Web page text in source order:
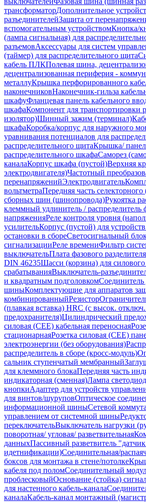
трансформаторДополнительное
разъединителейЗащита от
вспомогательным устройствомКнопка/
(лампа сигнальная) для
разъемовАксессуары для систем
(таймер) для распределительного щита
кабель ПЛКПолевая шина,
децентрализованная периферия -
металлуКрышка перфорированного
наконечниковНаконечник-гильза
шкафуФланцевая панель кабельного
шкафаКомпонент для транспортировки
изолятор)Шинный зажим (терминал)
шкафаКоробка/корпус для наружного
уравнивания потенциалов для
распределительного щитаКрышка/
распределительного шкафаСаморез
каналаКорпус шкафа (пустой)Верхняя
электродвигателя)Частотный
перенапряженийЭлектродвигатель
вольтметраПередняя часть
сборных шин (шинопровода)Рукоятка
клеммный удлинитель / распределитель
напряженияРеле контроля уровня
усилительКорпус (пустой) для
остановки в сбореСветосигнальный
сигнализацииРеле времениФильтр
выключательПлата фазового
DIN 46235Шасси (корзина) для
срабатыванияВыключатель-
и квадратным подголовкомСоединитель
шиныКомплектующие для аппаратов
комбинированныйРезистор
(плавкая вставка) HRC (с высок.
предохранителя)Цилиндрический
силовая (CEE) кабельная переносная
стационарнаяРозетка силовая (CEE)
электроэнергии (без оборудования)
распределитель в сборе (кросс-модуль)
сальник ступенчатый мембранный
для клеммного блокаПередняя часть
индикаторная (сменная)Лампа
кнопкиАдаптер для устройств
для винтов/шуруповОптическое
информационной шиныСетевой
управлением от системной шины
переключательВыключатель нагрузки
поворотная/ угловая/ разветвительная
данныхПассивный разветвитель
идетнификации)Соединительная/
боксов для монтажа в стене/потолке
кабеля под поломСоединительный
проблесковыйОснование (стойка)
для настенного кабель-канала
каналаКабель-канал монтажный